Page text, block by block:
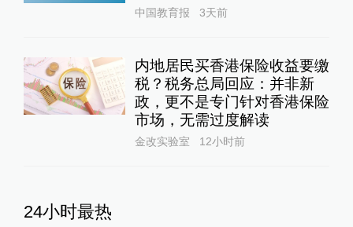
中国教育报 3天前
内地居民买香港保险收益要缴
税？税务总局回应：并非新
政，更不是专门针对香港保险
市场，无需过度解读
金改实验室 12小时前
24小时最热